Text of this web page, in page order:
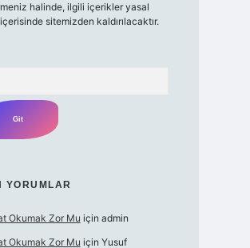
halinde, ilgili içerikler yasal
sitemizden kaldırılacaktır.
YORUMLAR
Okumak Zor Mu için admin
Okumak Zor Mu için Yusuf